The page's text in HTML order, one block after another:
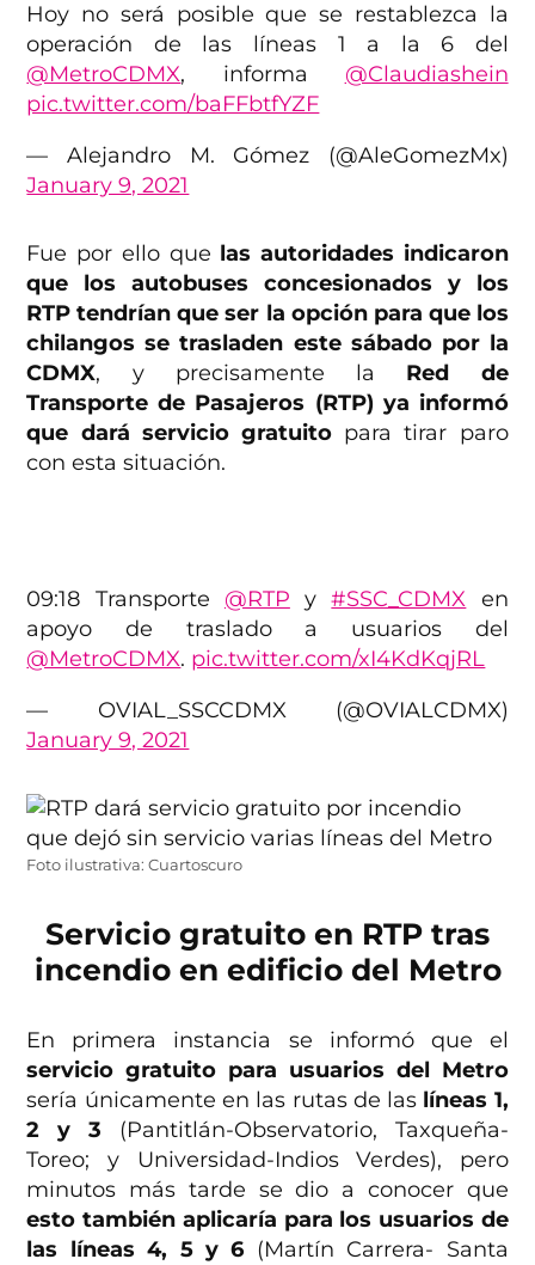
Hoy no será posible que se restablezca la
operación de las líneas 1 a la 6 del
@MetroCDMX, informa @Claudiashein
pic.twitter.com/baFFbtfYZF
— Alejandro M. Gómez (@AleGomezMx)
January 9, 2021
Fue por ello que las autoridades indicaron
que los autobuses concesionados y los
RTP tendrían que ser la opción para que los
chilangos se trasladen este sábado por la
CDMX, y precisamente la Red de
Transporte de Pasajeros (RTP) ya informó
que dará servicio gratuito para tirar paro
con esta situación.
09:18 Transporte @RTP y#SSC_CDMX en
apoyo de traslado a usuarios del
@MetroCDMX. pic.twitter.com/xI4KdKqjRL
— OVIAL_SSCCDMX (@OVIALCDMX)
January 9, 2021
Foto ilustrativa: Cuartoscuro
Servicio gratuito en RTP tras
incendio en edificio del Metro
En primera instancia se informó que el
servicio gratuito para usuarios del Metro
sería únicamente en las rutas de las líneas 1,
2 y 3 (Pantitlán-Observatorio, Taxqueña-
Toreo; y Universidad-Indios Verdes), pero
minutos más tarde se dio a conocer que
esto también aplicaría para los usuarios de
las líneas 4, 5 y 6 (Martín Carrera- Santa